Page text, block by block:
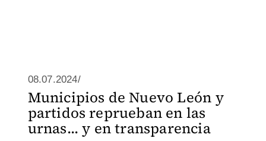
08.07.2024/
Municipios de Nuevo León y
partidos reprueban en las
urnas... y en transparencia